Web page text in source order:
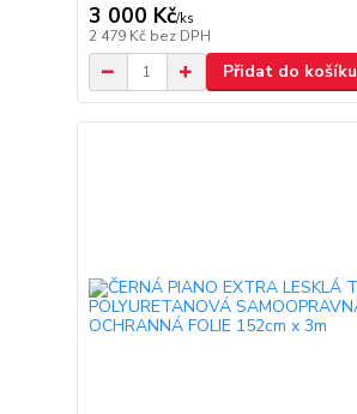
3 000 Kč/ks
2 479 Kč bez DPH
Přidat do košíku